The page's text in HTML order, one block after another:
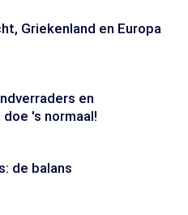
Griekenland en Europa
en
's normaal!
de balans